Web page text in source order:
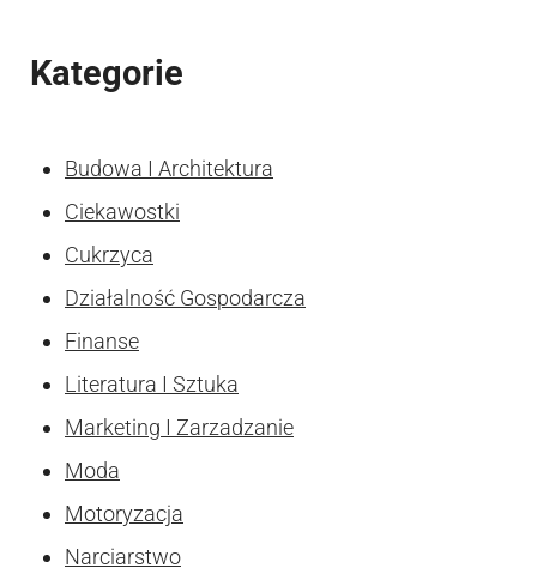
Kategorie
Budowa I Architektura
Ciekawostki
Cukrzyca
Działalność Gospodarcza
Finanse
Literatura I Sztuka
Marketing I Zarzadzanie
Moda
Motoryzacja
Narciarstwo